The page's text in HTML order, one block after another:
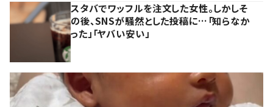
スタバでワッフルを注文した女性。しかしそ
の後、SNSが騒然とした投稿に…「知らなか
った」「ヤバい安い」